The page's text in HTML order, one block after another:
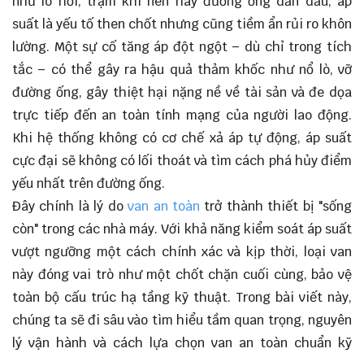
suất là yếu tố then chốt nhưng cũng tiềm ẩn rủi ro khôn
lường. Một sự cố tăng áp đột ngột – dù chỉ trong tích
tắc – có thể gây ra hậu quả thảm khốc như nổ lò, vỡ
đường ống, gây thiệt hại nặng nề về tài sản và đe dọa
trực tiếp đến an toàn tính mạng của người lao động.
Khi hệ thống không có cơ chế xả áp tự động, áp suất
cực đại sẽ không có lối thoát và tìm cách phá hủy điểm
yếu nhất trên đường ống.
Đây chính là lý dovan an toàn trở thành thiết bị "sống
còn" trong các nhà máy. Với khả năng kiểm soát áp suất
vượt ngưỡng một cách chính xác và kịp thời, loại van
này đóng vai trò như một chốt chặn cuối cùng, bảo vệ
toàn bộ cấu trúc hạ tầng kỹ thuật. Trong bài viết này,
chúng ta sẽ đi sâu vào tìm hiểu tầm quan trọng, nguyên
lý vận hành và cách lựa chọn van an toàn chuẩn kỹ